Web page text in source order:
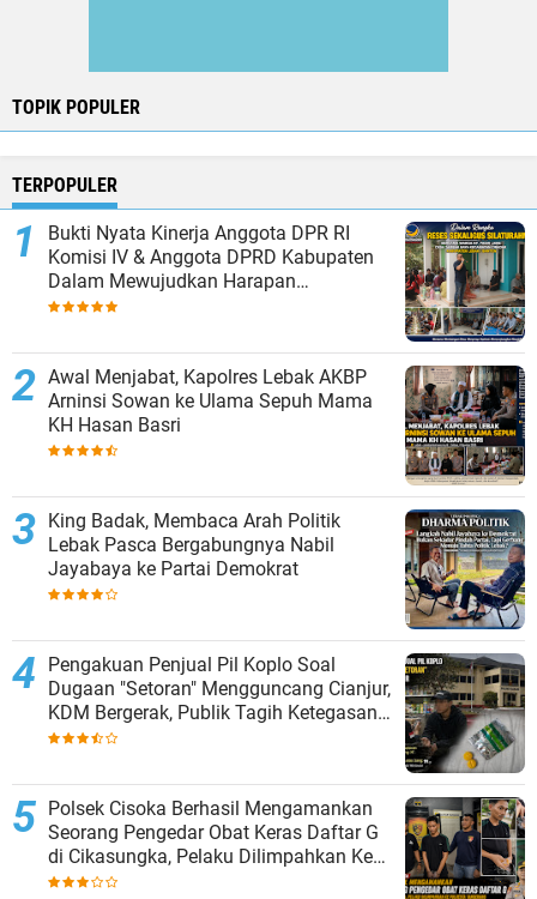
TOPIK POPULER
TERPOPULER
Bukti Nyata Kinerja Anggota DPR RI
Komisi IV & Anggota DPRD Kabupaten
Dalam Mewujudkan Harapan
Masyarakat
Awal Menjabat, Kapolres Lebak AKBP
Arninsi Sowan ke Ulama Sepuh Mama
KH Hasan Basri
King Badak, Membaca Arah Politik
Lebak Pasca Bergabungnya Nabil
Jayabaya ke Partai Demokrat
Pengakuan Penjual Pil Koplo Soal
Dugaan "Setoran" Mengguncang Cianjur,
KDM Bergerak, Publik Tagih Ketegasan
Polda Jabar
Polsek Cisoka Berhasil Mengamankan
Seorang Pengedar Obat Keras Daftar G
di Cikasungka, Pelaku Dilimpahkan Ke
Polresta Tangerang